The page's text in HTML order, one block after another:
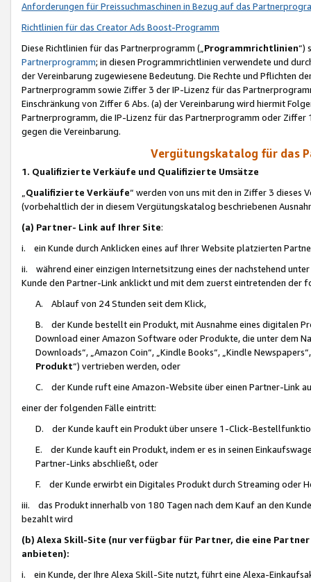
Anforderungen für Preissuchmaschinen in Bezug auf das
Richtlinien für das Creator Ads Boost-Programm
Diese Richtlinien für das Partnerprogramm („Programmrichtlinien“)
Partnerprogramm; in diesen Programmrichtlinien verwendete und
der Vereinbarung zugewiesene Bedeutung. Die Rechte und Pflichten
Partnerprogramm sowie Ziffer 3 der IP-Lizenz für das
Einschränkung von Ziffer 6 Abs. (a) der Vereinbarung wird hiermit
Partnerprogramm, die IP-Lizenz für das Partnerprogramm oder
gegen die Vereinbarung.
Vergütungskatalog für das
1. Qualifizierte Verkäufe und Qualifizierte Umsätze
Qualifizierte Verkäufe“ werden von uns mit den in Ziffer 3
(vorbehaltlich der in diesem Vergütungskatalog beschriebenen
(a) Partner- Link auf Ihrer Site:
i. ein Kunde durch Anklicken eines auf Ihrer Website platzierten
ii. während einer einzigen Internetsitzung eines der nachstehend
Kunde den Partner-Link anklickt und mit dem zuerst eintretenden der
A. Ablauf von 24 Stunden seit dem Klick,
B. der Kunde bestellt ein Produkt, mit Ausnahme eines digitalen
Download einer Amazon Software oder Produkte, die unter dem
Downloads“, „Amazon Coin“, „Kindle Books“, „Kindle
Produkt“) vertrieben werden, oder
C. der Kunde ruft eine Amazon-Website über einen Partner-Link
einer der folgenden Fälle eintritt:
D. der Kunde kauft ein Produkt über unsere 1-Click-
E. der Kunde kauft ein Produkt, indem er es in seinen
Partner-Links abschließt, oder
F. der Kunde erwirbt ein Digitales Produkt durch Streaming oder
iii. das Produkt innerhalb von 180 Tagen nach dem Kauf an den
bezahlt wird
(b) Alexa Skill-Site (nur verfügbar für Partner, die eine
anbieten):
i. ein Kunde, der Ihre Alexa Skill-Site nutzt, führt eine Alexa-